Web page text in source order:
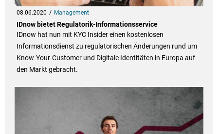
08.06.2020 Management
IDnow bietet Regulatorik-Informationsservice
IDnow hat nun mit KYC Insider einen kostenlosen
Informationsdienst zu regulatorischen Änderungen rund um
Know-Your-Customer und Digitale Identitäten in Europa auf
den Markt gebracht.